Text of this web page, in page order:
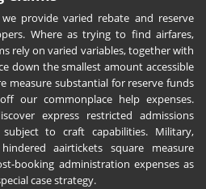
provide varied rebate and reserve
Where as trying to find airfares,
rely on varied variables, together with
down the smallest amount accessible
measure substantial for reserve funds
our commonplace help expenses.
express restricted admissions
to craft capabilities. Military,
aairtickets square measure
booking administration expenses as
case strategy.